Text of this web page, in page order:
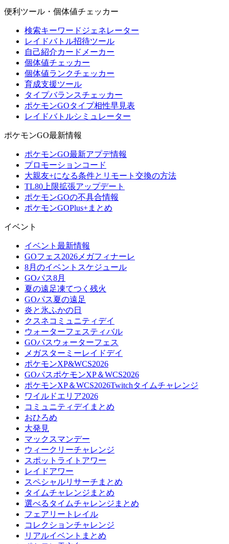
便利ツール・個体値チェッカー
検索キーワードジェネレーター
レイドバトル招待ツール
自己紹介カードメーカー
個体値チェッカー
個体値ランクチェッカー
育成支援ツール
タイプバランスチェッカー
ポケモンGOタイプ相性早見表
レイドバトルシミュレーター
ポケモンGO最新情報
ポケモンGO最新アプデ情報
プロモーションコード
大親友+になる条件とリモート交換の方法
TL80上限拡張アップデート
ポケモンGOの不具合情報
ポケモンGOPlus+まとめ
イベント
イベント最新情報
GOフェス2026メガフィナーレ
8月のイベントスケジュール
GOパス8月
夏の遠足凍てつく残火
GOパス夏の遠足
炎と氷ふかの日
クスネコミュニティデイ
ウォーターフェスティバル
GOパスウォーターフェス
メガスターミーレイドデイ
ポケモンXP&WCS2026
GOパスポケモンXP＆WCS2026
ポケモンXP＆WCS2026Twitchタイムチャレンジ
ワイルドエリア2026
コミュニティデイまとめ
おひろめ
大発見
マックスマンデー
ウィークリーチャレンジ
スポットライトアワー
レイドアワー
スペシャルリサーチまとめ
タイムチャレンジまとめ
選べるタイムチャレンジまとめ
フェアリートレイル
コレクションチャレンジ
リアルイベントまとめ